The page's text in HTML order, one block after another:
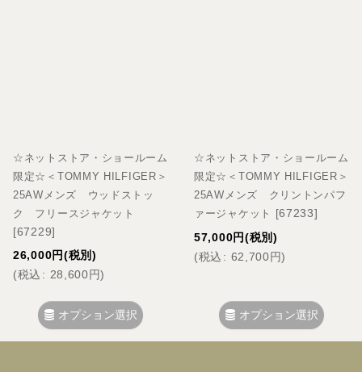
☆ネットストア・ショールーム
限定☆＜TOMMY HILFIGER＞
25AWメンズ ウッドストッ
ク フリースジャケット
[67229]
26,000円(税別)
(税込 : 28,600円)
オプション選択
☆ネットストア・ショールーム
限定☆＜TOMMY HILFIGER＞
25AWメンズ クリントンパフ
ァージャケット
[67233]
57,000円(税別)
(税込 : 62,700円)
オプション選択